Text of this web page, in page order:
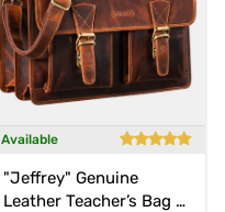
Available
"Jeffrey" Genuine
Leather Teacher’s Bag –